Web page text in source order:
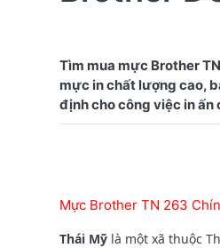
Tìm mua mực Brother
mực in chất lượng cao,
Mực Brother TN 263
Thái Mỹ là một xã thuộc